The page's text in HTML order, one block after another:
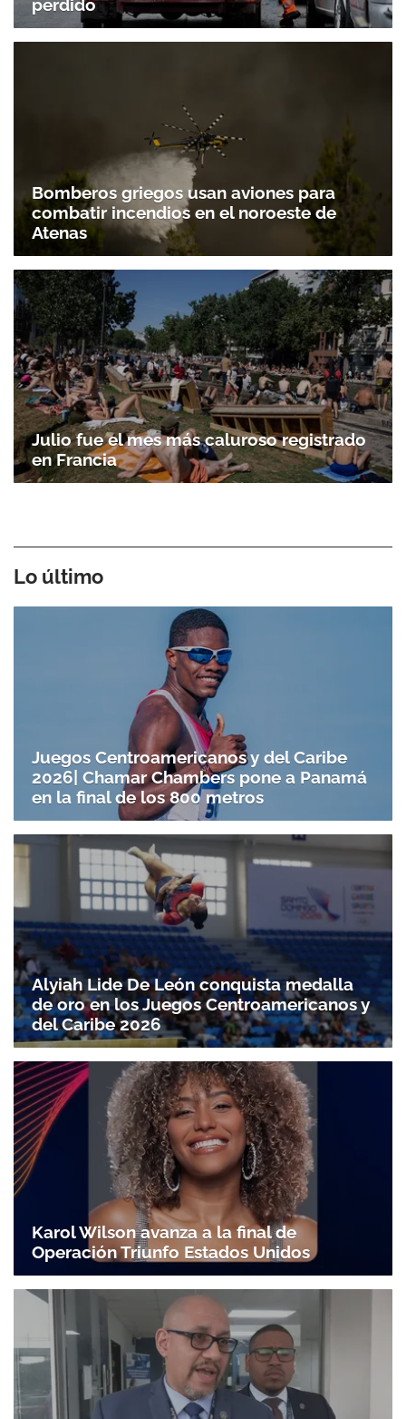
perdido
Bomberos griegos usan aviones para
combatir incendios en el noroeste de
Atenas
Julio fue el mes más caluroso registrado
en Francia
Lo último
Juegos Centroamericanos y del Caribe
2026| Chamar Chambers pone a Panamá
en la final de los 800 metros
Alyiah Lide De León conquista medalla
de oro en los Juegos Centroamericanos y
del Caribe 2026
Karol Wilson avanza a la final de
Operación Triunfo Estados Unidos